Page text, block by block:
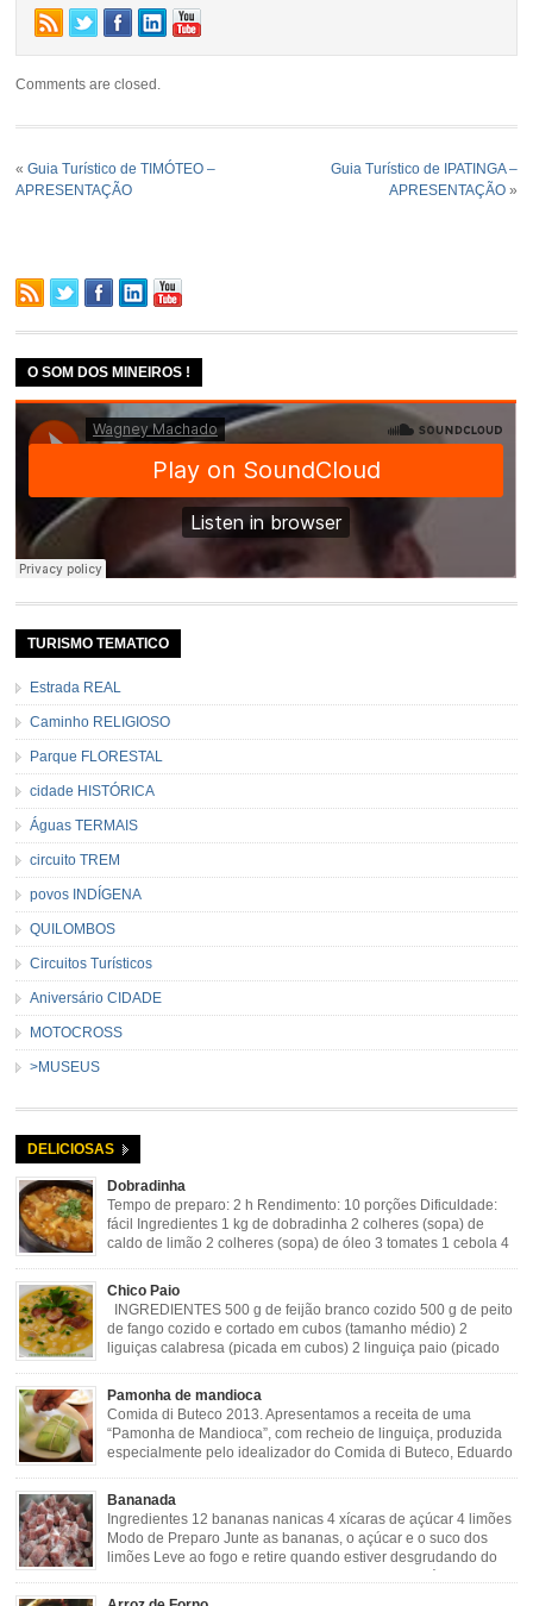
Comments are closed.
«Guia Turístico de TIMÓTEO –
APRESENTAÇÃO
Guia Turístico de IPATINGA –
APRESENTAÇÃO»
O SOM DOS MINEIROS !
TURISMO TEMATICO
Estrada REAL
Caminho RELIGIOSO
Parque FLORESTAL
cidade HISTÓRICA
Águas TERMAIS
circuito TREM
povos INDÍGENA
QUILOMBOS
Circuitos Turísticos
Aniversário CIDADE
MOTOCROSS
>MUSEUS
DELICIOSAS
Dobradinha
Tempo de preparo: 2 h Rendimento: 10 porções Dificuldade:
fácil Ingredientes 1 kg de dobradinha 2 colheres (sopa) de
caldo de limão 2 colheres (sopa) de óleo 3 tomates 1 cebola 4
gosto Modo de Preparo: Lavar muito bem a dobradinha com limão. Deixar de
molho […]
Chico Paio
INGREDIENTES 500 g de feijão branco cozido 500 g de peito
de fango cozido e cortado em cubos (tamanho médio) 2
liguiças calabresa (picada em cubos) 2 linguiça paio (picado
verde 2 dentes de alho amassado 3 colheres de óleo 2 […]
Pamonha de mandioca
Comida di Buteco 2013. Apresentamos a receita de uma
“Pamonha de Mandioca”, com recheio de linguiça, produzida
especialmente pelo idealizador do Comida di Buteco, Eduardo
cebola picadinha 100gr de mandioca crua ralada e espremida 1 colher café
de manteiga 35ml de leite Palha de milho verde 1 […]
Bananada
Ingredientes 12 bananas nanicas 4 xícaras de açúcar 4 limões
Modo de Preparo Junte as bananas, o açúcar e o suco dos
limões Leve ao fogo e retire quando estiver desgrudando do
de Preparo: 40 minutos http://eusoumineirouaiso.com.br/culinaria-